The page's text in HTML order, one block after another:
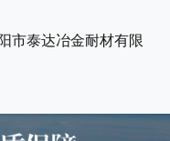
市泰达冶金耐材有限